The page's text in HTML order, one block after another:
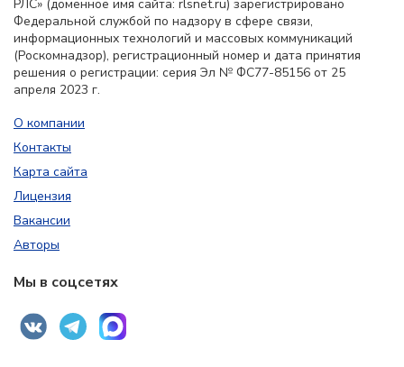
РЛС» (доменное имя сайта: rlsnet.ru) зарегистрировано
Федеральной службой по надзору в сфере связи,
информационных технологий и массовых коммуникаций
(Роскомнадзор), регистрационный номер и дата принятия
решения о регистрации: серия Эл № ФС77-85156 от 25
апреля 2023 г.
О компании
Контакты
Карта сайта
Лицензия
Вакансии
Авторы
Мы в соцсетях